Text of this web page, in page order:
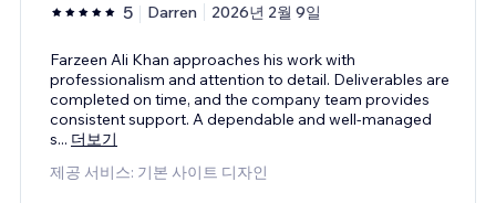
5 Darren 2026년 2월 9일
Farzeen Ali Khan approaches his work with
professionalism and attention to detail. Deliverables are
completed on time, and the company team provides
consistent support. A dependable and well-managed
s... 더보기
제공 서비스: 기본 사이트 디자인